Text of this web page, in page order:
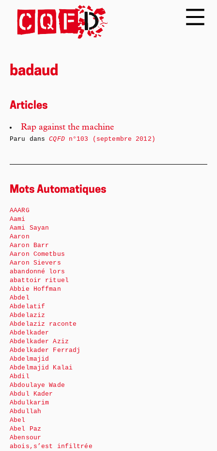
badaud
Articles
Rap against the machine
Paru dansCQFDn°103 (septembre 2012)
Mots Automatiques
AAARG
Aami
Aami Sayan
Aaron
Aaron Barr
Aaron Cometbus
Aaron Sievers
abandonné lors
abattoir rituel
Abbie Hoffman
Abdel
Abdelatif
Abdelaziz
Abdelaziz raconte
Abdelkader
Abdelkader Aziz
Abdelkader Ferradj
Abdelmajid
Abdelmajid Kalai
Abdil
Abdoulaye Wade
Abdul Kader
Abdulkarim
Abdullah
Abel
Abel Paz
Abensour
abois,s’est infiltrée